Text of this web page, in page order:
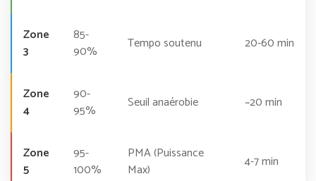
Zone
3
85-
90%
Tempo soutenu 20-60 min
Zone
4
90-
95%
Seuil anaérobie ~20 min
Zone
5
95-
100%
PMA (Puissance
Max)
4-7 min